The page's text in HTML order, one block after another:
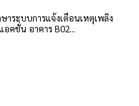
าระบบการแจ้งเตือนเหตุเพลิง
คชั่น อาคาร B02...